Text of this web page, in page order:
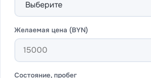
Желаемая цена (BYN)
Состояние, пробег